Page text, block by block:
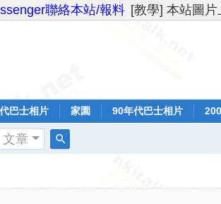
聯絡本站/報料 [教學] 本站圖
巴士相片 家園 90年代巴士相片
文章